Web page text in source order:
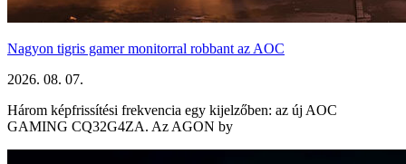
Nagyon tigris gamer monitorral robbant az AOC
2026. 08. 07.
Három képfrissítési frekvencia egy kijelzőben: az új AOC
GAMING CQ32G4ZA. Az AGON by